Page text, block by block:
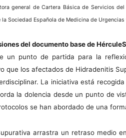
general de Cartera Básica de Servicios
Sociedad Española de Medicina de Urgencias
del documento base de HérculeS
un punto de partida para la
que los afectados de Hidradenitis
La iniciativa está
la dolencia desde un punto de
se han abordado de una
arrastra un retraso medio